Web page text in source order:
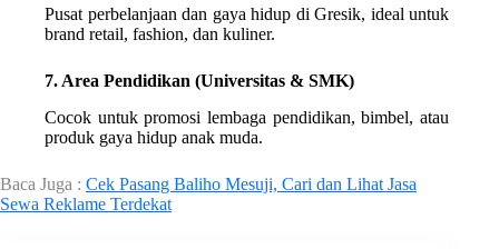
Pusat perbelanjaan dan gaya hidup di Gresik, ideal untuk
brand retail, fashion, dan kuliner.
7. Area Pendidikan (Universitas & SMK)
Cocok untuk promosi lembaga pendidikan, bimbel, atau
produk gaya hidup anak muda.
Baca Juga : Cek Pasang Baliho Mesuji, Cari dan Lihat Jasa
Sewa Reklame Terdekat